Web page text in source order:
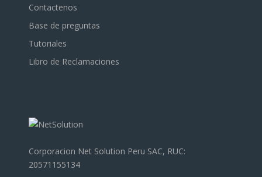
Contactenos
Base de preguntas
Tutoriales
Libro de Reclamaciones
Corporacion Net Solution Peru SAC, RUC:
20571155134